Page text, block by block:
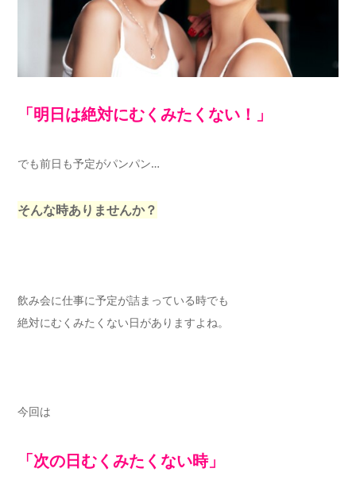
「明日は絶対にむくみたくない！」
でも前日も予定がパンパン…
そんな時ありませんか？
飲み会に仕事に予定が詰まっている時でも
絶対にむくみたくない日がありますよね。
今回は
「次の日むくみたくない時」